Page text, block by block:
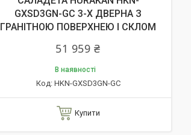
GXSD3GN-GC 3-Х ДВЕРНА З
ГРАНІТНОЮ ПОВЕРХНЕЮ І СКЛОМ
51 959 ₴
В наявності
HKN-GXSD3GN-GC
Купити